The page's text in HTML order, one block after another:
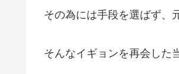
その為には手段を選ばず、
そんなイギョンを再会した